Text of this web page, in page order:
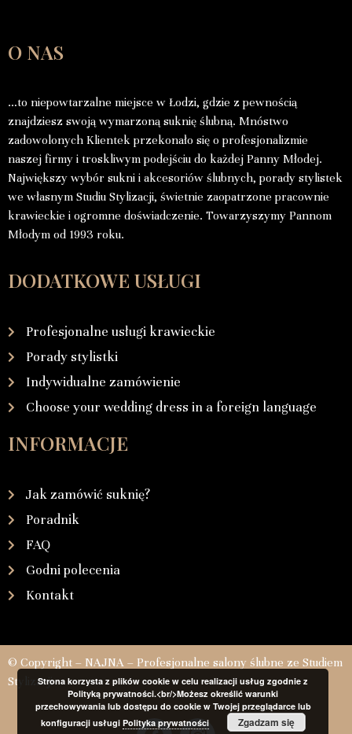
O NAS
…to niepowtarzalne miejsce w Łodzi, gdzie z pewnością
znajdziesz swoją wymarzoną suknię ślubną. Mnóstwo
zadowolonych Klientek przekonało się o profesjonalizmie
naszej firmy i troskliwym podejściu do każdej Panny Młodej.
Największy wybór sukni i akcesoriów ślubnych, porady stylistek
we własnym Studiu Stylizacji, świetnie zaopatrzone pracownie
krawieckie i ogromne doświadczenie. Towarzyszymy Pannom
Młodym od 1993 roku.
DODATKOWE USŁUGI
Profesjonalne usługi krawieckie
Porady stylistki
Indywidualne zamówienie
Choose your wedding dress in a foreign language
INFORMACJE
Jak zamówić suknię?
Poradnik
FAQ
Godni polecenia
Kontakt
© Copyright – NAJNA – Profesjonalne salony ślubne ze Studiem
StylizacjiStrona korzysta z plików cookie w celu realizacji usług zgodnie z
Polityką prywatności.<br/>Możesz określić warunki
przechowywania lub dostępu do cookie w Twojej przeglądarce lub
konfiguracji usługi Polityka prywatności Zgadzam się